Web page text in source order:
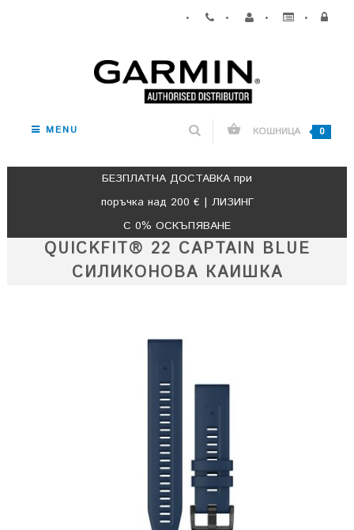
• • • •
MENU КОШНИЦА 0
БЕЗПЛАТНА ДОСТАВКА при
поръчка над 200 € | ЛИЗИНГ
С 0% ОСКЪПЯВАНЕ
QUICKFIT® 22 CAPTAIN BLUE
СИЛИКОНОВА КАИШКА